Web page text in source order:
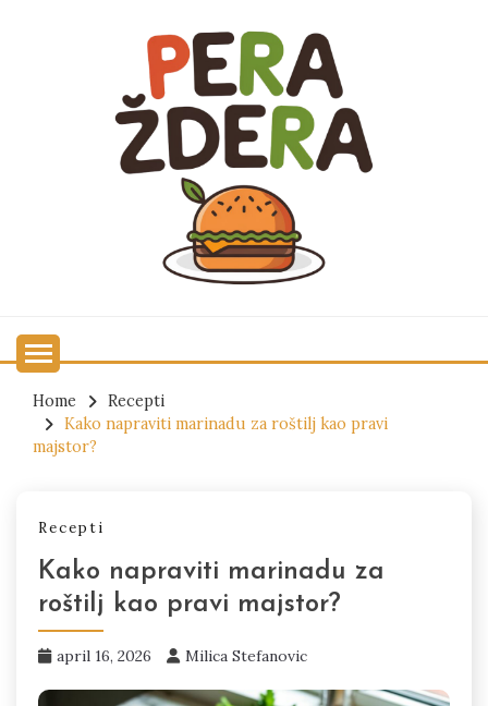
Home
Recepti
Kako napraviti marinadu za roštilj kao pravi
majstor?
Recepti
Kako napraviti marinadu za
roštilj kao pravi majstor?
april 16, 2026 Milica Stefanovic